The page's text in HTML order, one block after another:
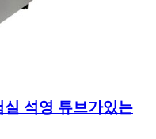
석영 튜브가있는